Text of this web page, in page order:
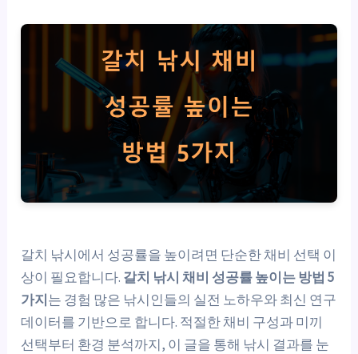
갈치 낚시에서 성공률을 높이려면 단순한 채비 선택 이
상이 필요합니다. 갈치 낚시 채비 성공률 높이는 방법 5
가지는 경험 많은 낚시인들의 실전 노하우와 최신 연구
데이터를 기반으로 합니다. 적절한 채비 구성과 미끼
선택부터 환경 분석까지, 이 글을 통해 낚시 결과를 눈